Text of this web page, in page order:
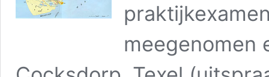
meegenomen